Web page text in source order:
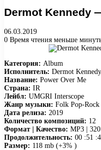
Dermot Kennedy
06.03.2019
0 Время чтения меньше
Категория: Album
Исполнитель: Dermot Kennedy
Название: Power Over Me
Страна: IR
Лейбл: UMGRI Interscope
Жанр музыки: Folk Pop-Rock
Дата релиза: 2019
Количество композиций: 12
Формат | Качество: MP3 |
Продолжительность: 00 :51
Размер: 118 mb (+3% )